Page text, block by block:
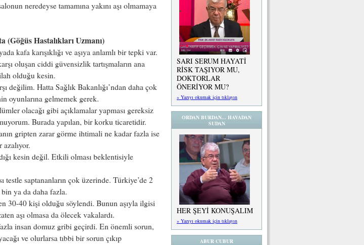
neredeyse tamamına yakını aşı olmamaya
Hastalıkları Uzmanı)
kafa karışıklığı ve aşıya anlamlı bir tepki var.
oluşan ciddi güvensizlik tartışmaların ana
olduğu kesin.
değilim. Hatta Sağlık Bakanlığı’ndan daha çok
oyunlarına gelmemek gerek.
olacağı gibi açıklamalar yapması gereksiz
Burada yapılan, bir korku ticaretidir.
gripten zarar görme ihtimali ne kadar fazla ise
kesin değil. Etkili olması beklentisiyle
testle saptananların çok üzerinde. Türkiye’de 2
ya da daha fazla.
30-40 kişi olduğu söylendi. Bunun aşıyla ilgisi
aşı olmasa da ölecek vakalardı.
insan domuz gribi geçirdi. En önemli sorun,
ve olurlarsa tıbbi bir sorun çıkıp
SARI SERUM HAYATİ
RİSK TAŞIYOR MU,
DOKTORLAR
ÖNERİYOR MU?
» Yazıyı okumak için tıklayın
ORDAN BURDAN... HAVADAN
SUDAN
HER ŞEYİ KONUŞALIM
» Yazıyı okumak için tıklayın
ABUR CUBUR